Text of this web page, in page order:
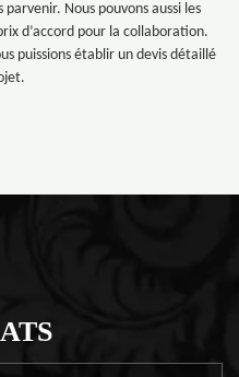
Nous pouvons aussi les
d’accord pour la collaboration.
puissions établir un devis détaillé